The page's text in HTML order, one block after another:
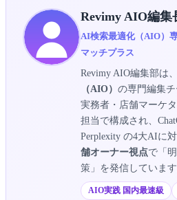
Revimy AIO編集
AI検索最適化（AIO）
マッチプラス
Revimy AIO編集部は、
（AIO） の専門編集
実務者・店舗マーケ
担当で構成され、
Perplexity の4大AIに
舗オーナー視点で「
策」を発信しています
AIO実践 国内最速級